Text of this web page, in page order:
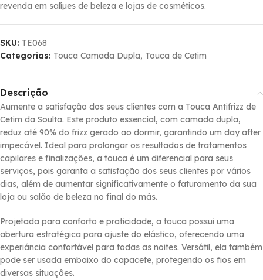
revenda em salíµes de beleza e lojas de cosméticos.
SKU: TE068
Categorias: Touca Camada Dupla, Touca de Cetim
Descrição
Aumente a satisfação dos seus clientes com a Touca Antifrizz de
Cetim da Soulta. Este produto essencial, com camada dupla,
reduz até 90% do frizz gerado ao dormir, garantindo um day after
impecável. Ideal para prolongar os resultados de tratamentos
capilares e finalizaçôes, a touca é um diferencial para seus
serviços, pois garanta a satisfação dos seus clientes por vários
dias, além de aumentar significativamente o faturamento da sua
loja ou salão de beleza no final do más.
Projetada para conforto e praticidade, a touca possui uma
abertura estratégica para ajuste do elástico, oferecendo uma
experiáncia confortável para todas as noites. Versátil, ela também
pode ser usada embaixo do capacete, protegendo os fios em
diversas situaçôes.